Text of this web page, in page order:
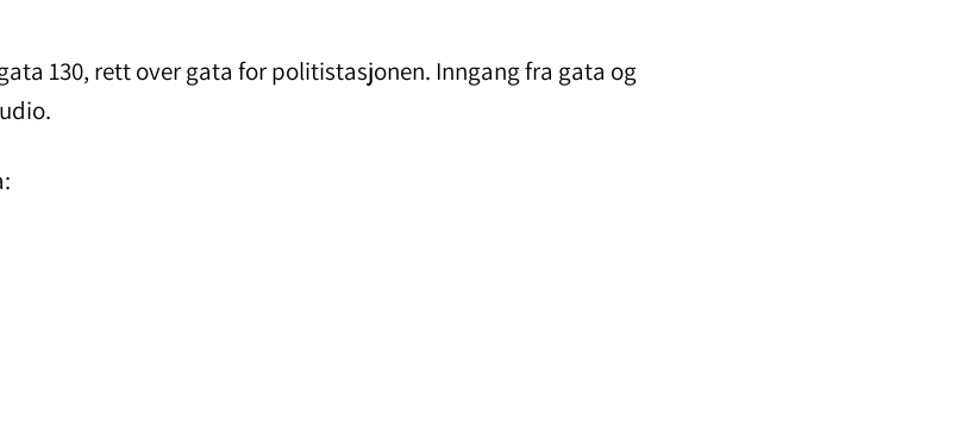
130, rett over gata for politistasjonen. Inngang fra gata og